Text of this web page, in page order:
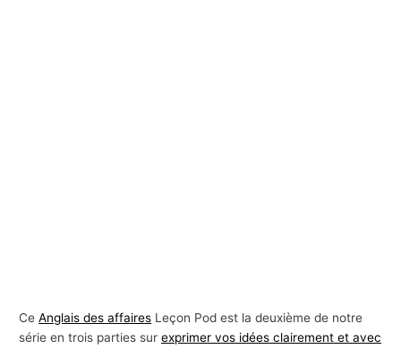
CeAnglais des affaires Leçon Pod est la deuxième de notre
série en trois parties surexprimer vos idées clairement et avec